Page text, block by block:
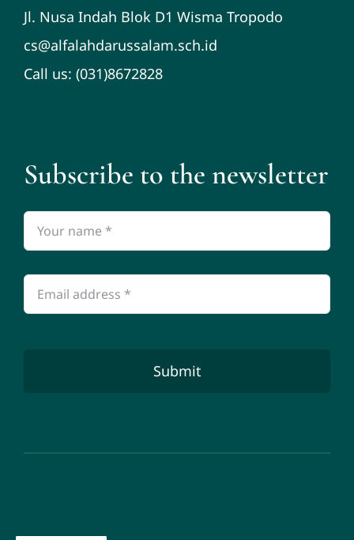
Jl. Nusa Indah Blok D1 Wisma Tropodo
cs@alfalahdarussalam.sch.id
Call us: (031)8672828
Subscribe to the newsletter
Submit